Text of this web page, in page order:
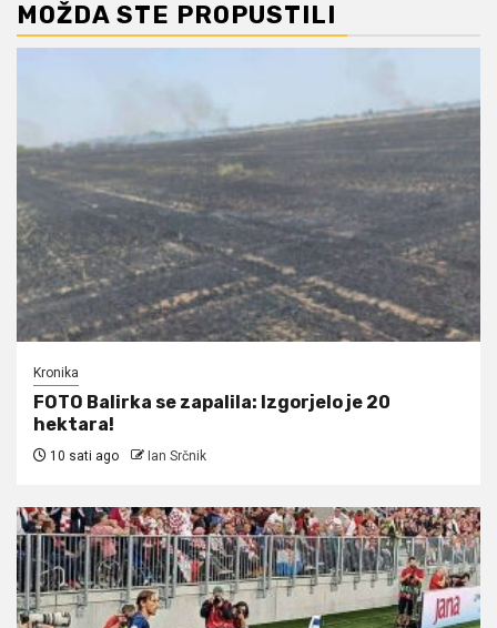
MOŽDA STE PROPUSTILI
Kronika
FOTO Balirka se zapalila: Izgorjelo je 20
hektara!
10 sati ago Ian Srčnik